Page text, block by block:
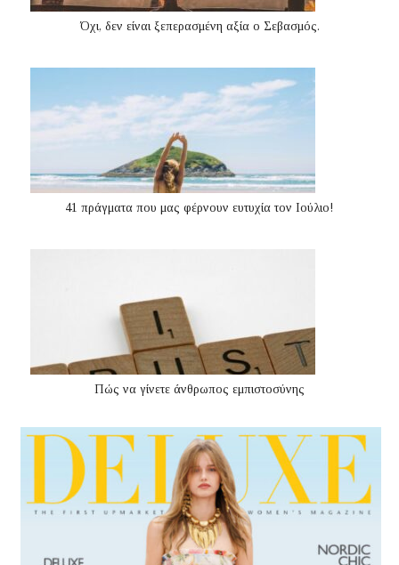
Όχι, δεν είναι ξεπερασμένη αξία ο Σεβασμός.
41 πράγματα που μας φέρνουν ευτυχία τον Ιούλιο!
Πώς να γίνετε άνθρωπος εμπιστοσύνης